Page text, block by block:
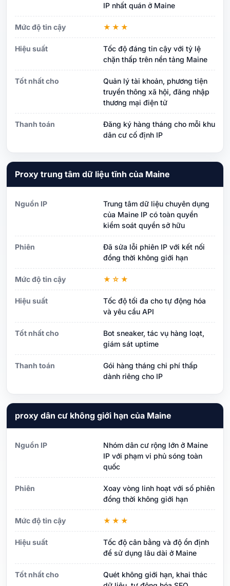
IP nhất quán ở Maine
Mức độ tin cậy ★★★
Hiệu suất
Tốc độ đáng tin cậy với tỷ lệ
chặn thấp trên nền tảng Maine
Tốt nhất cho
Quản lý tài khoản, phương tiện
truyền thông xã hội, đăng nhập
thương mại điện tử
Thanh toán
Đăng ký hàng tháng cho mỗi khu
dân cư cố định IP
Proxy trung tâm dữ liệu tĩnh của Maine
Nguồn IP
Trung tâm dữ liệu chuyên dụng
của Maine IP có toàn quyền
kiểm soát quyền sở hữu
Phiên
Đã sửa lỗi phiên IP với kết nối
đồng thời không giới hạn
Mức độ tin cậy ★☆★
Hiệu suất
Tốc độ tối đa cho tự động hóa
và yêu cầu API
Tốt nhất cho
Bot sneaker, tác vụ hàng loạt,
giám sát uptime
Thanh toán
Gói hàng tháng chi phí thấp
dành riêng cho IP
proxy dân cư không giới hạn của Maine
Nguồn IP
Nhóm dân cư rộng lớn ở Maine
IP với phạm vi phủ sóng toàn
quốc
Phiên
Xoay vòng linh hoạt với số phiên
đồng thời không giới hạn
Mức độ tin cậy ★★★
Hiệu suất
Tốc độ cân bằng và độ ổn định
để sử dụng lâu dài ở Maine
Tốt nhất cho
Quét không giới hạn, khai thác